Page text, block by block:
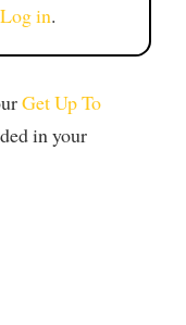
Log in.
Get Up To
in your